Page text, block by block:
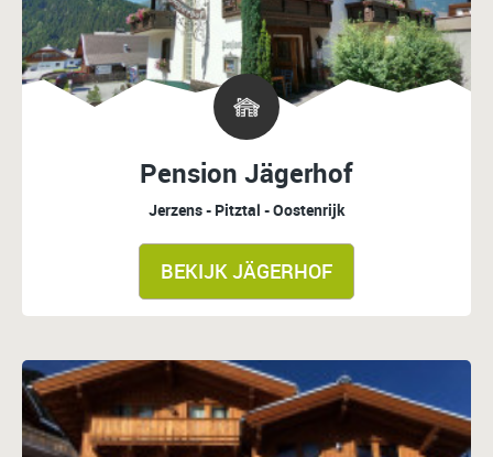
Pension Jägerhof
Jerzens - Pitztal - Oostenrijk
BEKIJK JÄGERHOF